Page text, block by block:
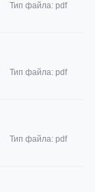
Тип файла: pdf
Тип файла: pdf
Тип файла: pdf